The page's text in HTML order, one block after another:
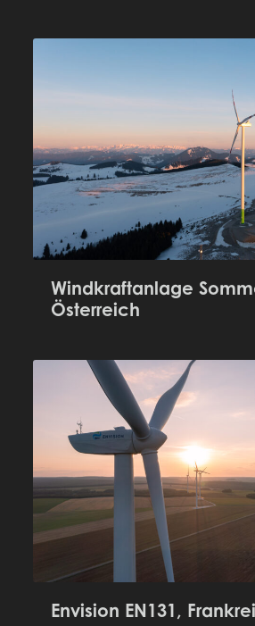
Windkraftanlage
Österreich
Envision EN131,